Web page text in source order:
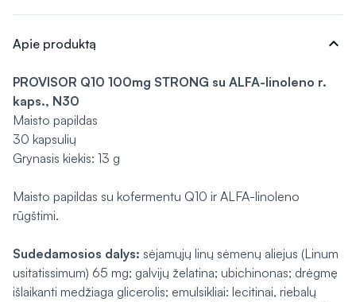
Apie produktą expand_more
PROVISOR Q10 100mg STRONG su ALFA-linoleno r.
kaps., N30
Maisto papildas
30 kapsulių
Grynasis kiekis: 13 g
Maisto papildas su kofermentu Q10 ir ALFA-linoleno
rūgštimi.
Sudedamosios dalys: sėjamųjų linų sėmenų aliejus (Linum
usitatissimum) 65 mg; galvijų želatina; ubichinonas; drėgmę
išlaikanti medžiaga glicerolis; emulsikliai: lecitinai, riebalų